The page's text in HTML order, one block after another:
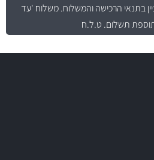
בתנאי הרכישה והמשלוח. משלוח 'עד
תשלום. ט.ל.ח